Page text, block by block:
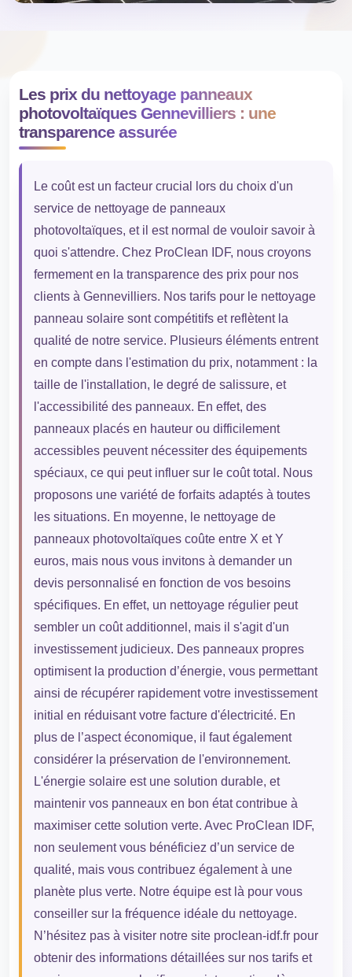
Les prix du nettoyage panneaux
photovoltaïques Gennevilliers : une
transparence assurée
Le coût est un facteur crucial lors du choix d'un
service de nettoyage de panneaux
photovoltaïques, et il est normal de vouloir savoir à
quoi s'attendre. Chez ProClean IDF, nous croyons
fermement en la transparence des prix pour nos
clients à Gennevilliers. Nos tarifs pour le nettoyage
panneau solaire sont compétitifs et reflètent la
qualité de notre service. Plusieurs éléments entrent
en compte dans l'estimation du prix, notamment : la
taille de l'installation, le degré de salissure, et
l'accessibilité des panneaux. En effet, des
panneaux placés en hauteur ou difficilement
accessibles peuvent nécessiter des équipements
spéciaux, ce qui peut influer sur le coût total. Nous
proposons une variété de forfaits adaptés à toutes
les situations. En moyenne, le nettoyage de
panneaux photovoltaïques coûte entre X et Y
euros, mais nous vous invitons à demander un
devis personnalisé en fonction de vos besoins
spécifiques. En effet, un nettoyage régulier peut
sembler un coût additionnel, mais il s'agit d'un
investissement judicieux. Des panneaux propres
optimisent la production d’énergie, vous permettant
ainsi de récupérer rapidement votre investissement
initial en réduisant votre facture d'électricité. En
plus de l’aspect économique, il faut également
considérer la préservation de l'environnement.
L'énergie solaire est une solution durable, et
maintenir vos panneaux en bon état contribue à
maximiser cette solution verte. Avec ProClean IDF,
non seulement vous bénéficiez d’un service de
qualité, mais vous contribuez également à une
planète plus verte. Notre équipe est là pour vous
conseiller sur la fréquence idéale du nettoyage.
N’hésitez pas à visiter notre site proclean-idf.fr pour
obtenir des informations détaillées sur nos tarifs et